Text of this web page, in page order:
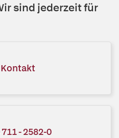
sind jederzeit für
Kontakt
711 - 2582-0